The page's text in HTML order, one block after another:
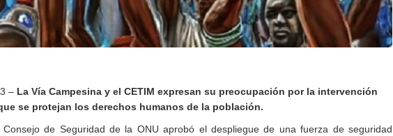
Chile
Cuba
Ecuador
– La Vía Campesina y el CETIM expresan su preocupación por la intervención
se protejan los derechos humanos de la población.
de Seguridad de la ONU aprobó el despliegue de una fuerza de seguridad